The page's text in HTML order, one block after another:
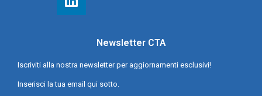
Newsletter CTA
Iscriviti alla nostra newsletter per aggiornamenti esclusivi!
Inserisci la tua email qui sotto.